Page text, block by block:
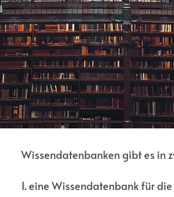
Wissen­datenbanken gibt es in
1. eine Wissen­datenbank für